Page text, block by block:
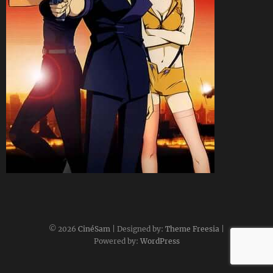
© 2026 CinéSam | Designed by: Theme Freesia
Powered by: WordPress